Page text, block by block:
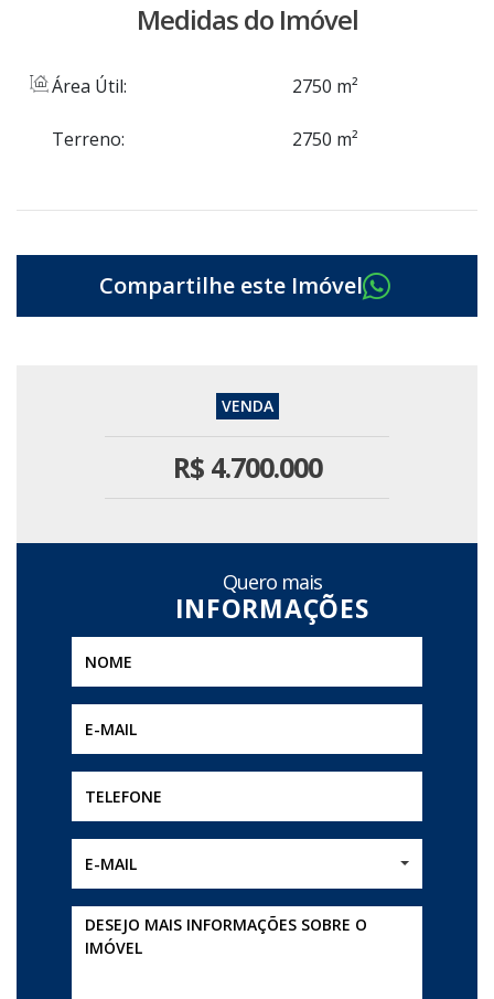
Medidas do Imóvel
Área Útil: 2750 m²
Terreno: 2750 m²
R$4.700.000
Quero mais
E-MAIL